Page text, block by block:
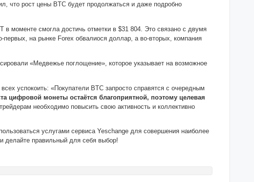
что рост цены BTC будет продолжаться и даже подробно
моменте смогла достичь отметки в $31 804. Это связано с двумя
на рынке Forex обвалиося доллар, а во-вторых, компания
«Медвежье поглощение», которое указывает на возможное
успокоить: «Покупатели BTC запросто справятся с очередным
цифровой монеты остаётся благоприятной, поэтому целевая
необходимо повысить свою активность и коллективно
услугами сервиса Yeschange для совершения наиболее
делайте правильный для себя выбор!